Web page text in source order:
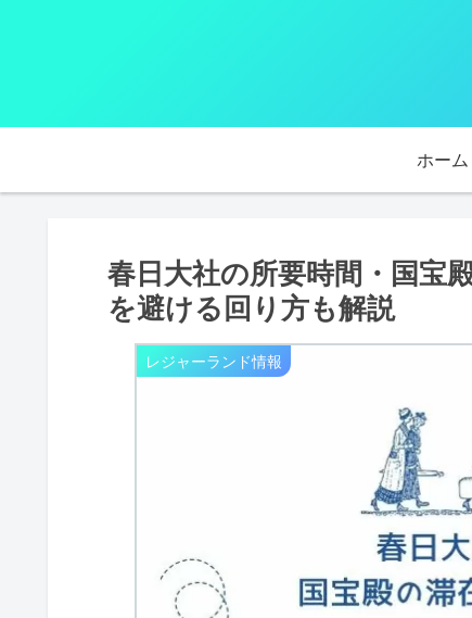
ホーム
春日大社の所要時間・国宝
を避ける回り方も解説
レジャーランド情報